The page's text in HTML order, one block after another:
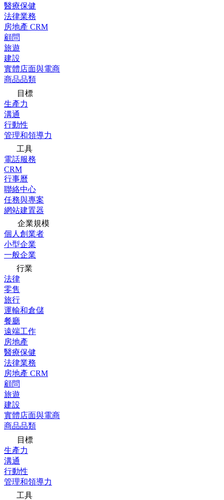
醫療保健
法律業務
房地產 CRM
顧問
旅遊
建設
實體店面與電商
商品品類
目標
生產力
溝通
行動性
管理和領導力
工具
電話服務
CRM
行事曆
聯絡中心
任務與專案
網站建置器
企業規模
個人創業者
小型企業
一般企業
行業
法律
零售
旅行
運輸和倉儲
餐廳
遠端工作
房地產
醫療保健
法律業務
房地產 CRM
顧問
旅遊
建設
實體店面與電商
商品品類
目標
生產力
溝通
行動性
管理和領導力
工具